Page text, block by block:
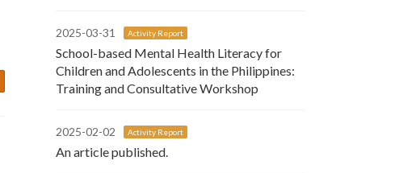
2025-03-31 Activity Report
School-based Mental Health Literacy for
Children and Adolescents in the Philippines:
Training and Consultative Workshop
2025-02-02 Activity Report
An article published.